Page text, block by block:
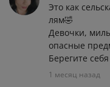
Это как
лям🤣
Девочки,
опасные
Берегите
1 месяц назад